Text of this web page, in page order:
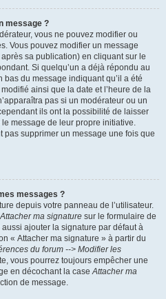
message ?
vous ne pouvez modifier ou
Vous pouvez modifier un message
sa publication) en cliquant sur le
Si quelqu’un a déjà répondu au
bas du message indiquant qu’il a été
ainsi que la date et l’heure de la
pas si un modérateur ou un
ils ont la possibilité de laisser
message de leur propre initiative.
pas supprimer un message une fois que
messages ?
depuis votre panneau de l’utilisateur.
Attacher ma signature sur le formulaire de
ajouter la signature par défaut à
« Attacher ma signature » à partir du
du forum --> Modifier les
vous pourrez toujours empêcher une
en décochant la caseAttacher ma
de message.